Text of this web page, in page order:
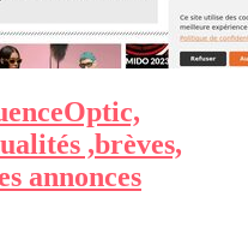
,brèves,
annonces